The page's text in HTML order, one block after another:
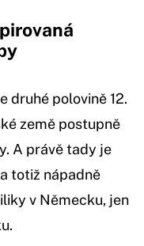
druhé polovině 12.
země postupně
A právě tady je
totiž nápadně
v Německu, jen